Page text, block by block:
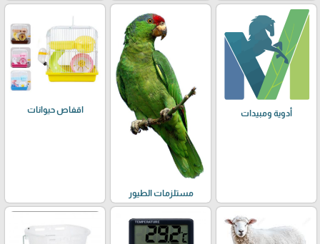
أدوية ومبيدات
مستلزمات الطيور
اقفاص حيوانات